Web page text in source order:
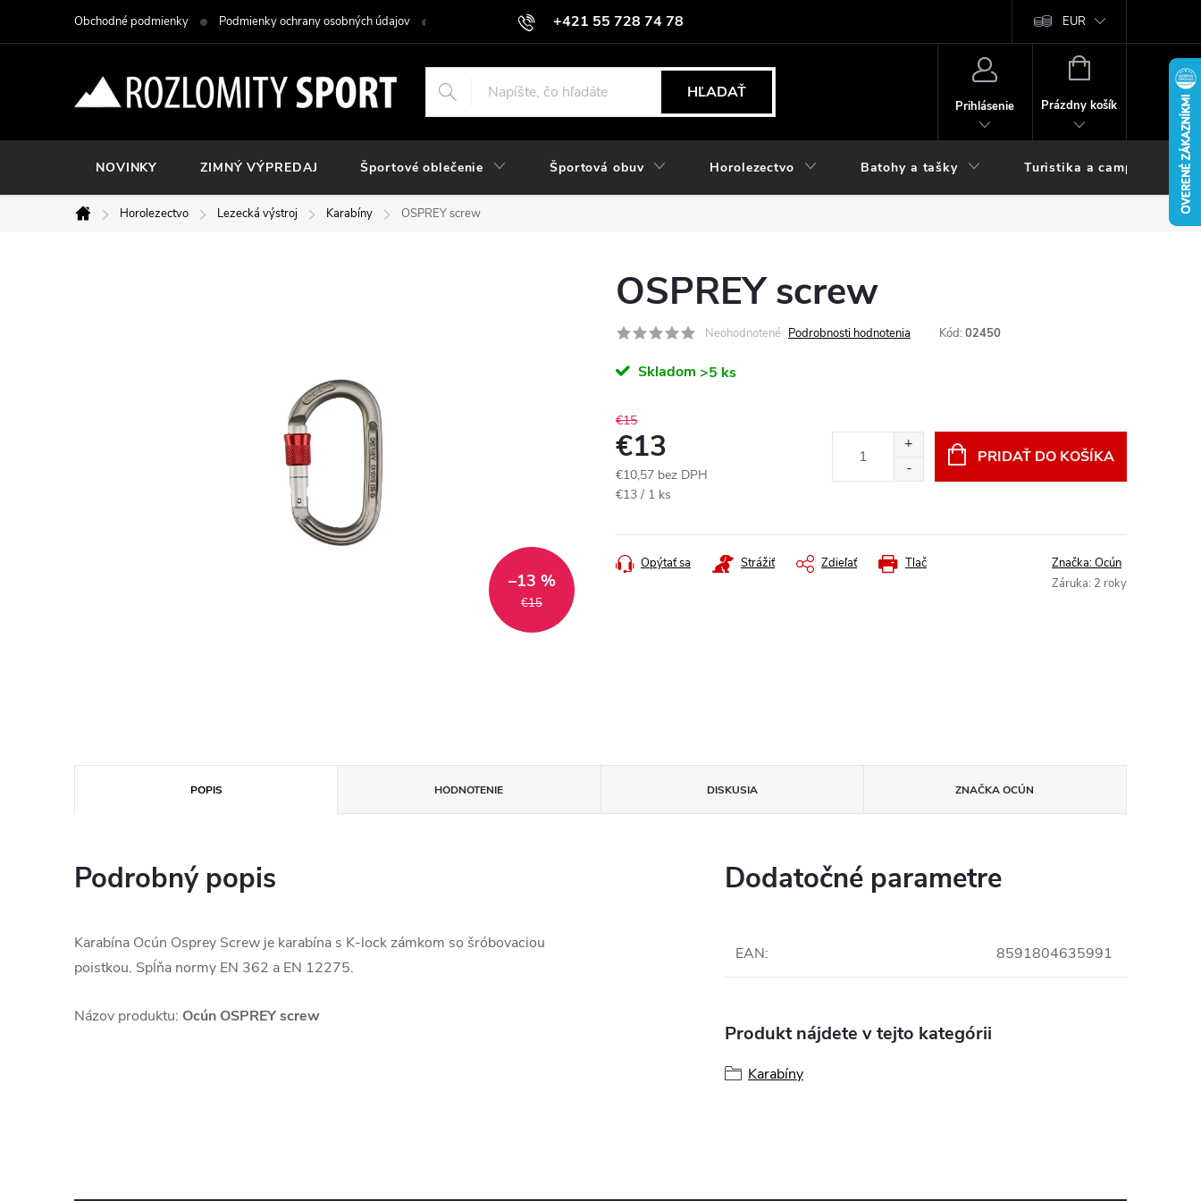
+421 55 728 74 78
objednavky@rozlomitysport.sk
Obchodné podmienky Podmienky ochrany osobných údajov Kontakt Hodnotenie obchodu EUR
HĽADAŤ
Prihlásenie
NÁKUPNÝ
Prázdny košík
NOVINKY ZIMNÝ VÝPREDAJ Športové oblečenie Športová obuv Horolezectvo Batohy a tašky Turistika a camping
Domov
Horolezectvo Lezecká výstroj Karabíny OSPREY screw
€15
–13 %
OSPREY screw
Neohodnotené Podrobnosti hodnotenia Kód: 02450
Skladom >5 ks
€15
€13
€10,57 bez DPH
Jednotková
€13 / 1 ks
PRIDAŤ DO KOŠÍKA
Tlač
Opýtať sa Strážiť Zdieľať Značka:Ocún
Záruka: 2 roky
POPIS HODNOTENIE DISKUSIA ZNAČKAOCÚN
Podrobný popis
Karabína Ocún Osprey Screw je karabína s K-lock zámkom so šróbovaciou
poistkou. Spĺňa normy EN 362 a EN 12275.
Názov produktu: Ocún OSPREY screw
Dodatočné parametre
EAN: 8591804635991
Produkt nájdete v tejto kategórii
Karabíny